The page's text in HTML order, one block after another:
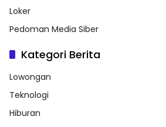
Loker
Pedoman Media Siber
Kategori Berita
Lowongan
Teknologi
Hiburan